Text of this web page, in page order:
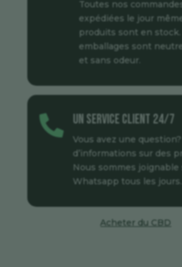
Toutes nos
expédiées le jour
produits sont en stock.
emballages sont
et sans odeur.
 Un service client 24/7
Vous avez une
d’informations sur des
Nous sommes joignable
Whatsapp tous les jours.
Acheter du CBD